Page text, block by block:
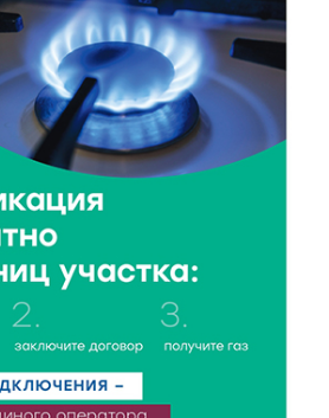
312
большой модернизации
глава спорткомитета оценил
гребле в Твери
275
в детском саду № 6